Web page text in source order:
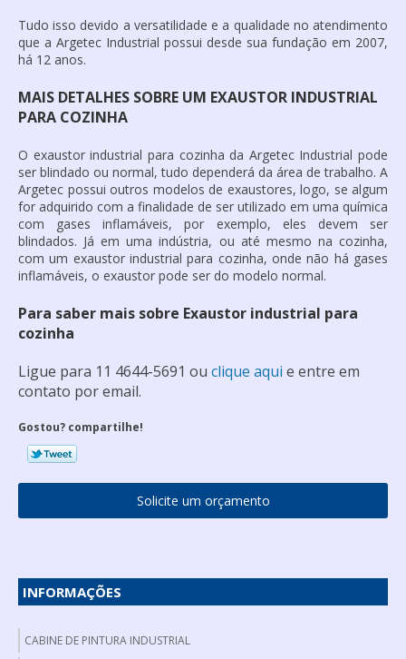
Tudo isso devido a versatilidade e a qualidade no atendimento
que a Argetec Industrial possui desde sua fundação em 2007,
há 12 anos.
MAIS DETALHES SOBRE UM EXAUSTOR INDUSTRIAL
PARA COZINHA
O exaustor industrial para cozinha da Argetec Industrial pode
ser blindado ou normal, tudo dependerá da área de trabalho. A
Argetec possui outros modelos de exaustores, logo, se algum
for adquirido com a finalidade de ser utilizado em uma química
com gases inflamáveis, por exemplo, eles devem ser
blindados. Já em uma indústria, ou até mesmo na cozinha,
com um exaustor industrial para cozinha, onde não há gases
inflamáveis, o exaustor pode ser do modelo normal.
Para saber mais sobre Exaustor industrial para
cozinha
Ligue para 11 4644-5691 ou clique aqui e entre em
contato por email.
Gostou? compartilhe!
Solicite um orçamento
INFORMAÇÕES
CABINE DE PINTURA INDUSTRIAL